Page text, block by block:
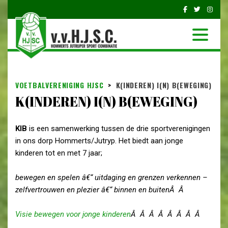
VOETBALVERENIGING HJSC > K(INDEREN) I(N) B(EWEGING)
K(INDEREN) I(N) B(EWEGING)
KIB is een samenwerking tussen de drie sportverenigingen
in ons dorp Hommerts/Jutryp. Het biedt aan jonge
kinderen tot en met 7 jaar;
bewegen en spelen â€“ uitdaging en grenzen verkennen –
zelfvertrouwen en plezier â€“ binnen en buitenÂ Â
Visie bewegen voor jonge kinderenÂ Â Â Â Â Â Â Â